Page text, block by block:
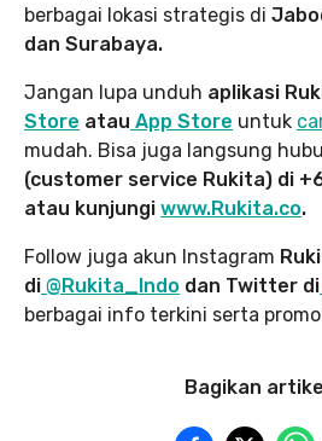
berbagai lokasi strategis di
dan Surabaya.
Jangan lupa unduh aplikasi
Store atau App Store untuk
mudah. Bisa juga langsung
(customer service Rukita) di
atau kunjungi www.Rukita.co.
Follow juga akun Instagram
di @Rukita_Indo dan Twitter di
berbagai info terkini serta
Bagikan